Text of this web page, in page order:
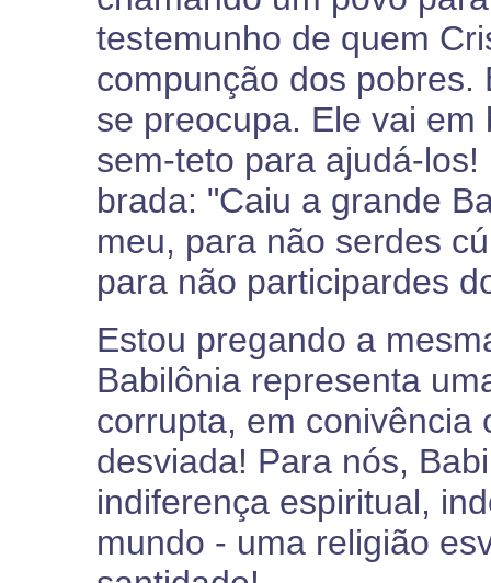
testemunho de quem
compunção dos
se preocupa. Ele vai
sem-teto para ajudá-
brada: "Caiu a grande
meu, para não serdes
para não participardes
Estou pregando a
Babilônia representa
corrupta, em conivência
desviada! Para nós,
indiferença espiritual,
mundo - uma religião